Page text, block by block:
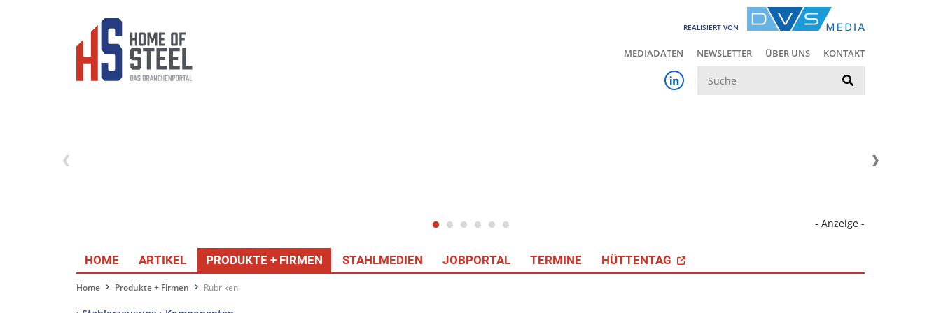
REALISIERT VON
MEDIADATEN NEWSLETTER ÜBER UNS KONTAKT
- Anzeige -
HOME ARTIKEL PRODUKTE + FIRMEN STAHLMEDIEN JOBPORTAL TERMINE HÜTTENTAG
Home Produkte + Firmen Rubriken